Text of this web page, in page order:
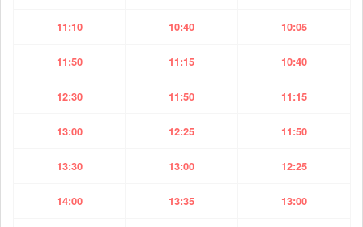
11:10 10:40 10:05
11:50 11:15 10:40
12:30 11:50 11:15
13:00 12:25 11:50
13:30 13:00 12:25
14:00 13:35 13:00